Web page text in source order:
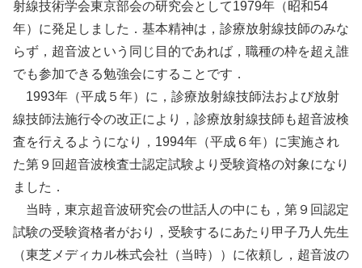
射線技術学会東京部会の研究会として1979年（昭和54
年）に発足しました．基本精神は，診療放射線技師のみな
らず，超音波という同じ目的であれば，職種の枠を超え誰
でも参加できる勉強会にすることです．
1993年（平成５年）に，診療放射線技師法および放射
線技師法施行令の改正により，診療放射線技師も超音波検
査を行えるようになり，1994年（平成６年）に実施され
た第９回超音波検査士認定試験より受験資格の対象になり
ました．
当時，東京超音波研究会の世話人の中にも，第９回認定
試験の受験資格者がおり，受験するにあたり甲子乃人先生
（東芝メディカル株式会社（当時））に依頼し，超音波の